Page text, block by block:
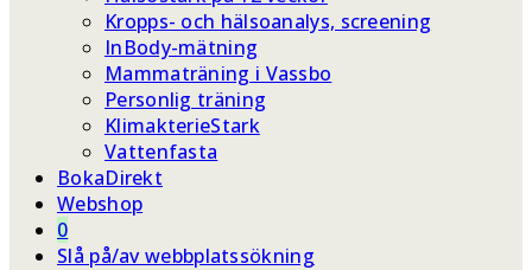
Kropps- och hälsoanalys, screening
InBody-mätning
Mammaträning i Vassbo
Personlig träning
KlimakterieStark
Vattenfasta
BokaDirekt
Webshop
0
Slå på/av webbplatssökning